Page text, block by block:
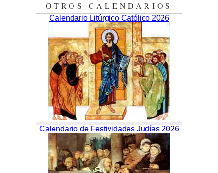
OTROS CALENDARIOS
Calendario Litúrgico Católico 2026
Calendario de Festividades Judías 2026